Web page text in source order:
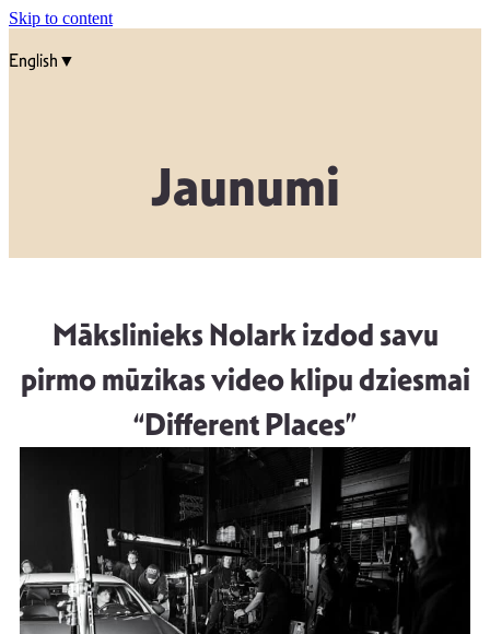
Skip to content
English▼
Jaunumi
Mākslinieks Nolark izdod savu
pirmo mūzikas video klipu dziesmai
“Different Places”